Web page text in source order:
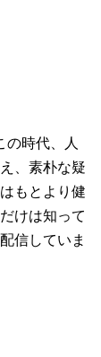
の時代、人
、素朴な疑
もとより健
けは知って
信していま